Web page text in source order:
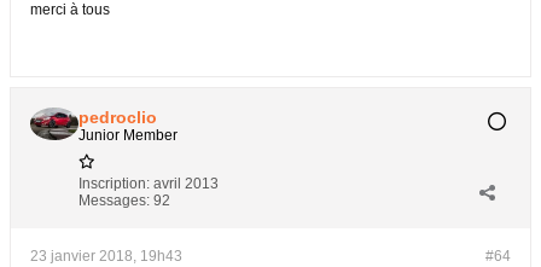
merci à tous
pedroclio
Junior Member
Inscription: avril 2013
Messages: 92
#64
23 janvier 2018, 19h43